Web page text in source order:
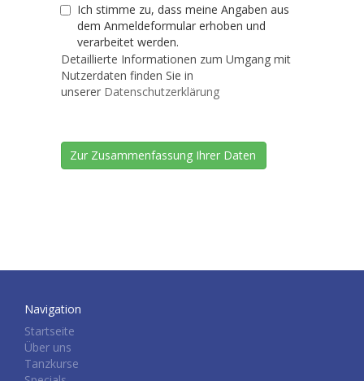
Ich stimme zu, dass meine Angaben aus
dem Anmeldeformular erhoben und
verarbeitet werden.
Detaillierte Informationen zum Umgang mit
Nutzerdaten finden Sie in
unserer Datenschutzerklärung
Navigation
Startseite
Über uns
Tanzkurse